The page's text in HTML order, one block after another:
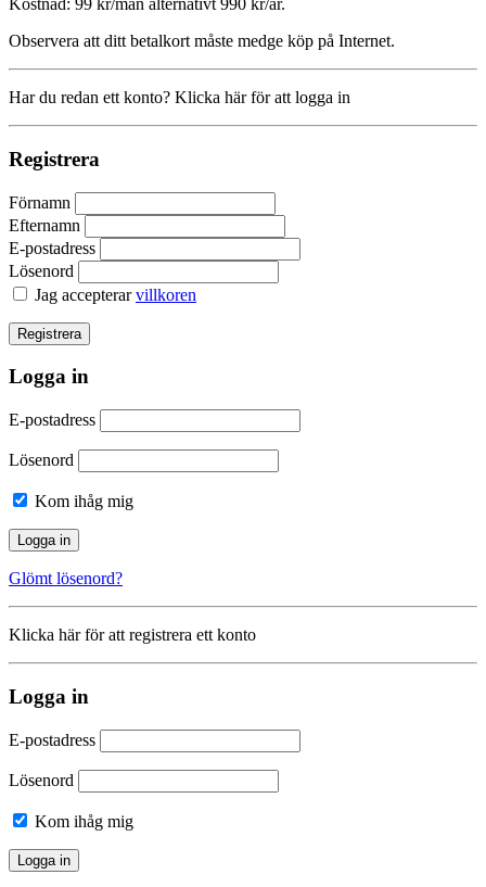
Kostnad: 99 kr/mån alternativt 990 kr/år.
Observera att ditt betalkort måste medge köp på Internet.
Har du redan ett konto? Klicka här för att logga in
Registrera
Förnamn
Efternamn
E-postadress
Lösenord
Jag accepterarvillkoren
Logga in
E-postadress
Lösenord
Kom ihåg mig
Glömt lösenord?
Klicka här för att registrera ett konto
Logga in
E-postadress
Lösenord
Kom ihåg mig